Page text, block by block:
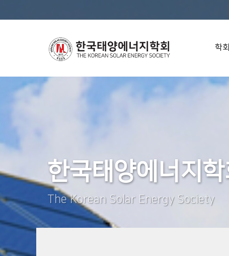
학
한국태양에너지학
The Korean Solar Energy Society